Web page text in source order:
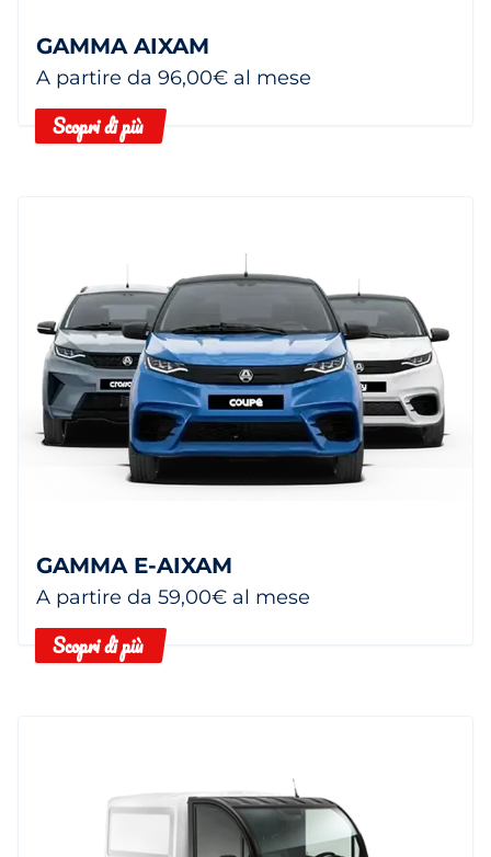
GAMMA AIXAM
A partire da 96,00€ al mese
Scopri di più
GAMMA E-AIXAM
A partire da 59,00€ al mese
Scopri di più